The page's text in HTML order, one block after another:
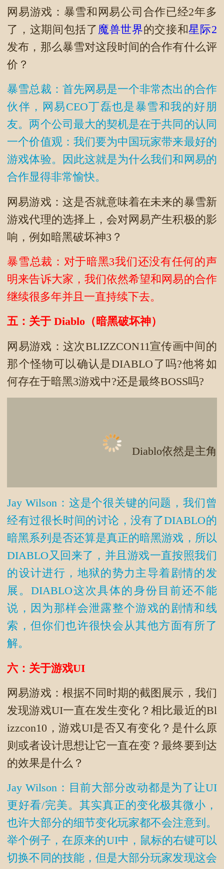
网易游戏：暴雪和网易公司合作已经2年多
了，这期间包括了 魔兽世界的交接和星际2
发布，那么暴雪对这段时间的合作有什么评
价？
暴雪总裁：首先网易是一个非常杰出的合作
伙伴，网易CEO丁磊也是暴雪和我的好朋
友。两个公司最大的契机是在于共同的认同
一个价值观：我们要为中国玩家带来最好的
游戏体验。因此这就是为什么我们和网易的
合作显得非常愉快。
网易游戏：这是否就意味着在未来的暴雪新
游戏代理的选择上，会对网易产生积极的影
响，例如暗黑破坏神3？
暴雪总裁：对于暗黑3我们还没有任何的声
明来告诉大家，我们依然希望和网易的合作
继续很多年并且一直持续下去。
五：关于 Diablo（暗黑破坏神）
网易游戏：这次BLIZZCON11宣传画中间的
那个怪物可以确认是DIABLO了吗?他将如
何存在于暗黑3游戏中?还是最终BOSS吗?
Diablo依然是主角
Jay Wilson：这是个很关键的问题，我们曾
经有过很长时间的讨论，没有了DIABLO的
暗黑系列是否还算是真正的暗黑游戏，所以
DIABLO又回来了，并且游戏一直按照我们
的设计进行，地狱的势力主导着剧情的发
展。DIABLO这次具体的身份目前还不能
说，因为那样会泄露整个游戏的剧情和线
索，但你们也许很快会从其他方面有所了
解。
六：关于游戏UI
网易游戏：根据不同时期的截图展示，我们
发现游戏UI一直在发生变化？相比最近的Bl
izzcon10，游戏UI是否又有变化？是什么原
则或者设计思想让它一直在变？最终要到达
的效果是什么？
Jay Wilson：目前大部分改动都是为了让UI
更好看/完美。其实真正的变化极其微小，
也许大部分的细节变化玩家都不会注意到。
举个例子，在原来的UI中，鼠标的右键可以
切换不同的技能，但是大部分玩家发现这会